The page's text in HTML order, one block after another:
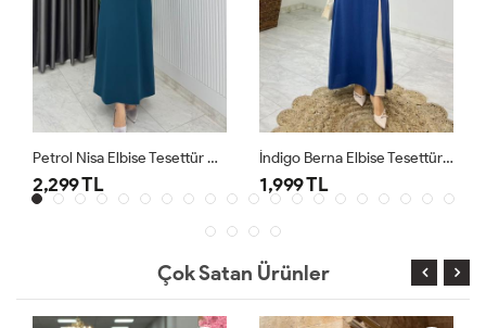
Petrol Nisa Elbise Tesettür Giyim
2,299 TL
İndigo Berna Elbise Tesettür Giyim
1,999 TL
Çok Satan Ürünler